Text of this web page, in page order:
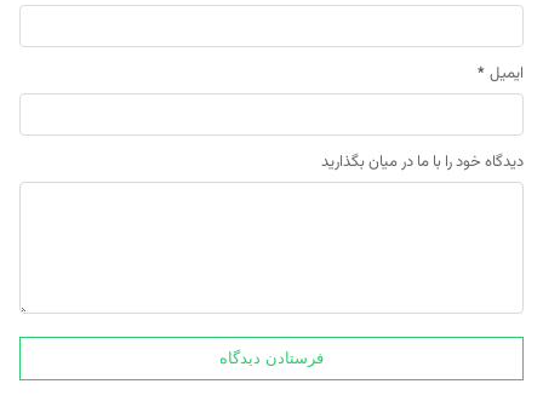
ایمیل *
دیدگاه خود را با ما در میان بگذارید